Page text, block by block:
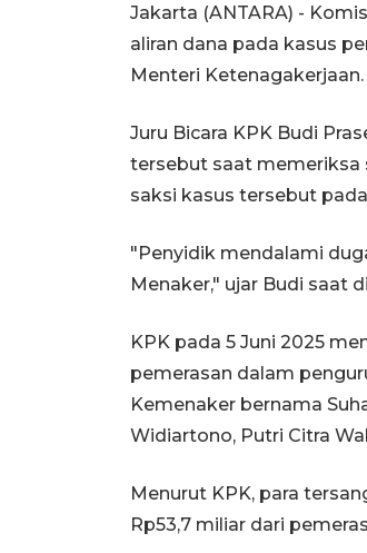
Jakarta (ANTARA) -
aliran dana pada kasus
Menteri Ketenagakerjaan.
Juru Bicara KPK Budi
tersebut saat memeriksa
saksi kasus tersebut pada
"Penyidik mendalami
Menaker," ujar Budi saat
KPK pada 5 Juni 2025
pemerasan dalam
Kemenaker bernama
Widiartono, Putri Citra
Menurut KPK, para
Rp53,7 miliar dari